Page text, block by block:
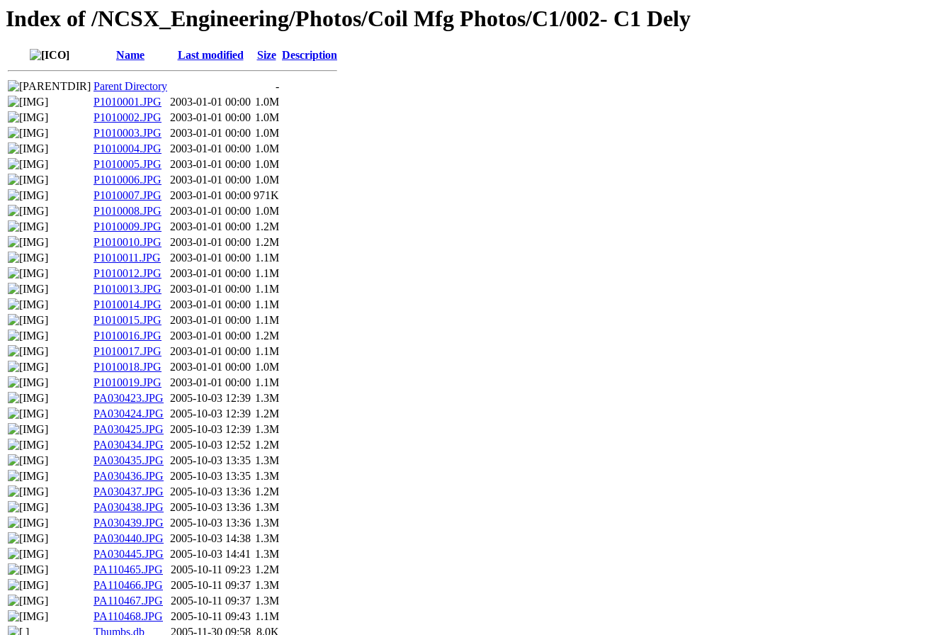
Index of /NCSX_Engineering/Photos/Coil Mfg Photos/C1/002- C1 Dely
Name Last modified Size Description
Parent Directory
-
P1010001.JPG
2003-01-01 00:00 1.0M
P1010002.JPG
2003-01-01 00:00 1.0M
P1010003.JPG
2003-01-01 00:00 1.0M
P1010004.JPG
2003-01-01 00:00 1.0M
P1010005.JPG
2003-01-01 00:00 1.0M
P1010006.JPG
2003-01-01 00:00 1.0M
P1010007.JPG
2003-01-01 00:00 971K
P1010008.JPG
2003-01-01 00:00 1.0M
P1010009.JPG
2003-01-01 00:00 1.2M
P1010010.JPG
2003-01-01 00:00 1.2M
P1010011.JPG
2003-01-01 00:00 1.1M
P1010012.JPG
2003-01-01 00:00 1.1M
P1010013.JPG
2003-01-01 00:00 1.1M
P1010014.JPG
2003-01-01 00:00 1.1M
P1010015.JPG
2003-01-01 00:00 1.1M
P1010016.JPG
2003-01-01 00:00 1.2M
P1010017.JPG
2003-01-01 00:00 1.1M
P1010018.JPG
2003-01-01 00:00 1.0M
P1010019.JPG
2003-01-01 00:00 1.1M
PA030423.JPG 2005-10-03 12:39 1.3M
PA030424.JPG 2005-10-03 12:39 1.2M
PA030425.JPG 2005-10-03 12:39 1.3M
PA030434.JPG 2005-10-03 12:52 1.2M
PA030435.JPG 2005-10-03 13:35 1.3M
PA030436.JPG 2005-10-03 13:35 1.3M
PA030437.JPG 2005-10-03 13:36 1.2M
PA030438.JPG 2005-10-03 13:36 1.3M
PA030439.JPG 2005-10-03 13:36 1.3M
PA030440.JPG 2005-10-03 14:38 1.3M
PA030445.JPG 2005-10-03 14:41 1.3M
PA110465.JPG
2005-10-11 09:23 1.2M
PA110466.JPG
2005-10-11 09:37 1.3M
PA110467.JPG
2005-10-11 09:37 1.3M
PA110468.JPG
2005-10-11 09:43 1.1M
Thumbs.db
2005-11-30 09:58 8.0K